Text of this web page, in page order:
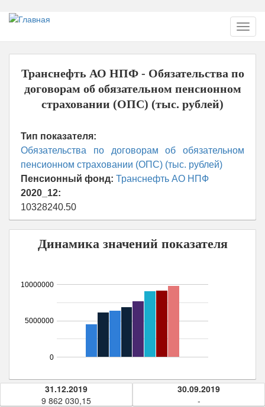
Перейти
основному
содержанию
Транснефть АО НПФ - Обязательства по
договорам об обязательном пенсионном
страховании (ОПС) (тыс. рублей)
Тип показателя:
Обязательства по договорам об обязательном
пенсионном страховании (ОПС) (тыс. рублей)
Пенсионный фонд: Транснефть АО НПФ
2020_12:
10328240.50
Динамика значений показателя
0
5000000
10000000
31.12.2019
9 862 030,15
30.09.2019
-